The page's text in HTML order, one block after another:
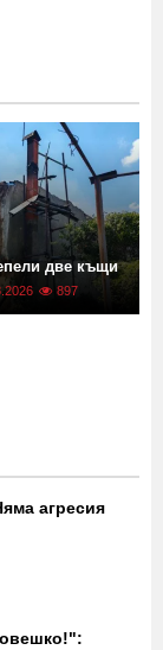
две къщи
897
агресия